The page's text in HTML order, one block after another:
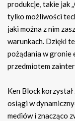
produkcje, takie jak
tylko możliwości
jaki można z nim
warunkach. Dzięki
pożądania w gronie
przedmiotem
Ken Block
osiągi w
mediów i znacząco